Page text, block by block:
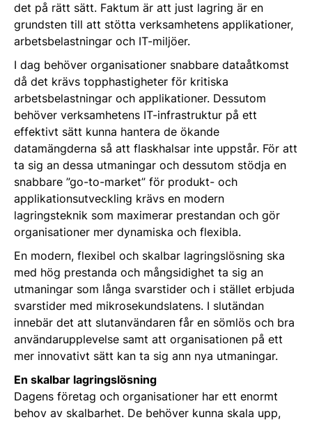
det på rätt sätt. Faktum är att just lagring är en
grundsten till att stötta verksamhetens applikationer,
arbetsbelastningar och IT-miljöer.
I dag behöver organisationer snabbare dataåtkomst
då det krävs topphastigheter för kritiska
arbetsbelastningar och applikationer. Dessutom
behöver verksamhetens IT-infrastruktur på ett
effektivt sätt kunna hantera de ökande
datamängderna så att flaskhalsar inte uppstår. För att
ta sig an dessa utmaningar och dessutom stödja en
snabbare ”go-to-market” för produkt- och
applikationsutveckling krävs en modern
lagringsteknik som maximerar prestandan och gör
organisationer mer dynamiska och flexibla.
En modern, flexibel och skalbar lagringslösning ska
med hög prestanda och mångsidighet ta sig an
utmaningar som långa svarstider och i stället erbjuda
svarstider med mikrosekundslatens. I slutändan
innebär det att slutanvändaren får en sömlös och bra
användarupplevelse samt att organisationen på ett
mer innovativt sätt kan ta sig ann nya utmaningar.
En skalbar lagringslösning
Dagens företag och organisationer har ett enormt
behov av skalbarhet. De behöver kunna skala upp,